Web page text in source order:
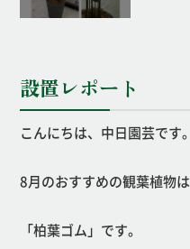
設置レポート
こんにちは、中日園芸です。
8月のおすすめの観葉植物は
「柏葉ゴム 」 です。